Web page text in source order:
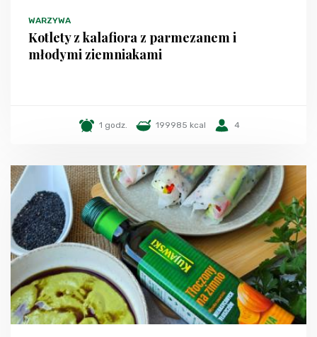
WARZYWA
Kotlety z kalafiora z parmezanem i
młodymi ziemniakami
1 godz. 199985 kcal 4